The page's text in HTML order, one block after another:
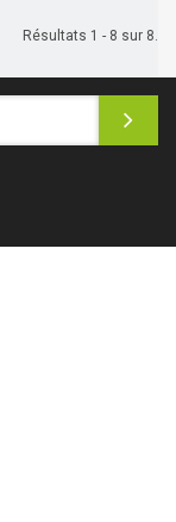
Résultats 1 - 8 sur 8.